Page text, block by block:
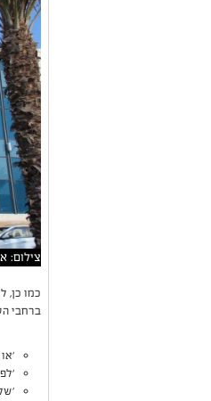
צילום:
כמו כן,
ברחבי
'או